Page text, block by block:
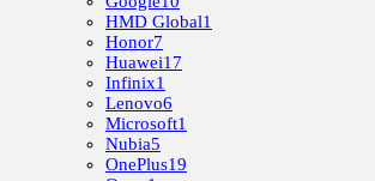
HMD Global1
Honor7
Huawei17
Infinix1
Lenovo6
Microsoft1
Nubia5
OnePlus19